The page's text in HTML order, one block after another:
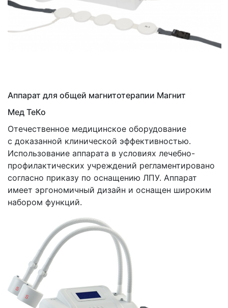
Аппарат для общей магнитотерапии Магнит
Мед ТеКо
Отечественное медицинское оборудование
с доказанной клинической эффективностью.
Использование аппарата в условиях лечебно-
профилактических учреждений регламентировано
согласно приказу по оснащению ЛПУ. Аппарат
имеет эргономичный дизайн и оснащен широким
набором функций.